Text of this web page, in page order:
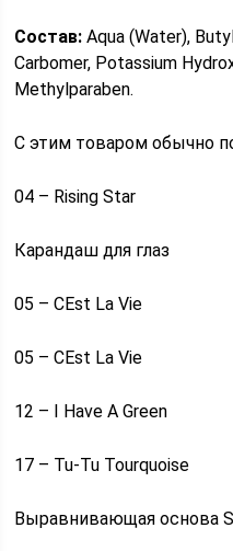
Состав: Aqua (Water),
Carbomer, Potassium
Methylparaben.
С этим товаром обычно
04 – Rising Star
Карандаш для глаз
05 – CEst La Vie
05 – CEst La Vie
12 – I Have A Green
17 – Tu-Tu Tourquoise
Выравнивающая основа